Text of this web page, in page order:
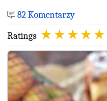
82 Komentarzy
Ratings